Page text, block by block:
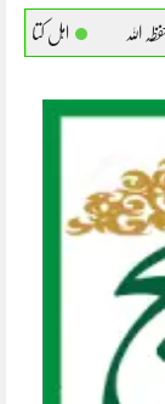
کے برتن استعمال کرنے کا